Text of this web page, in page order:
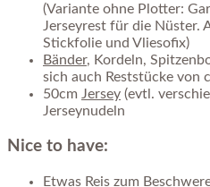
(Variante ohne Plotter:
Jerseyrest für die Nüster.
Stickfolie und Vliesofix)
Bänder, Kordeln,
sich auch Reststücke von
50cm Jersey (evtl.
Jerseynudeln
Nice to have:
Etwas Reis zum